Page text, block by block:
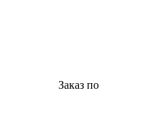
Заказ по